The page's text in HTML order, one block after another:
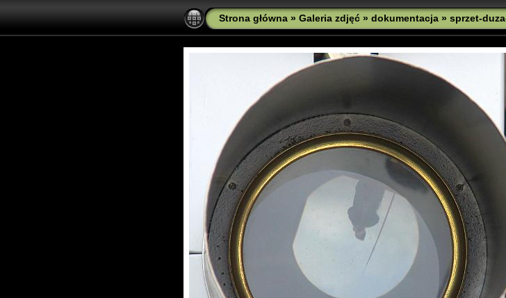
Strona główna » Galeria zdjęć » dokumentacja » sprzet-